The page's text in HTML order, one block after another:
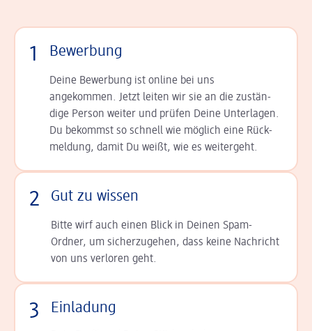
1 Bewerbung
Deine Bewerbung ist online bei uns
angekommen. Jetzt leiten wir sie an die zu­stän­
dige Person weiter und prüfen Deine Unterlagen.
Du bekommst so schnell wie möglich eine Rück­
meldung, damit Du weißt, wie es weitergeht.
2 Gut zu wissen
Bitte wirf auch einen Blick in Deinen Spam-
Ordner, um sicherzugehen, dass keine Nachricht
von uns verloren geht.
3 Einladung